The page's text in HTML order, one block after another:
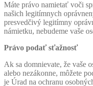
Máte právo namietať voči
našich legitímnych
presvedčivý legitímny
námietku, nebudeme vaše
Právo podať sťažnosť
Ak sa domnievate, že vaše
alebo nezákonne, môžete
je Úrad na ochranu